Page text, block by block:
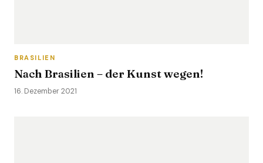
BRASILIEN
Nach Brasilien – der Kunst wegen!
16. Dezember 2021